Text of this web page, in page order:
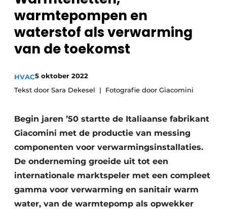
Vacature aanmelden
Vacatures
Video’s
Sanitair
Brandbeveiliging
Warmtepompen
warmtepompen en
waterstof als verwarming
van de toekomst
HVAC5 oktober 2022
Tekst door Sara Dekesel
Fotografie door Giacomini
Begin jaren ’50 startte de Italiaanse fabrikant
Giacomini met de productie van messing
componenten voor verwarmingsinstallaties.
De onderneming groeide uit tot een
internationale marktspeler met een compleet
gamma voor verwarming en sanitair warm
water, van de warmtepomp als opwekker